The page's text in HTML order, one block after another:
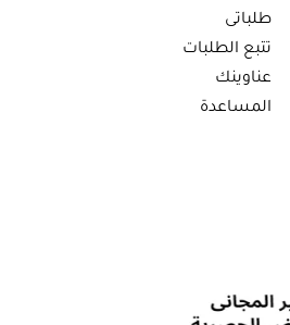
طلباتى
تتبع الطلبات
عناوينك
المساعدة